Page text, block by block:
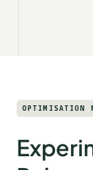
OPTIMISATION